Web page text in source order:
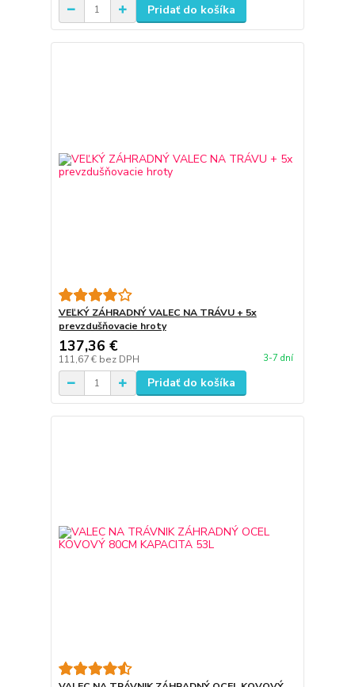
Pridať do košíka
VEĽKÝ ZÁHRADNÝ VALEC NA TRÁVU + 5x
prevzdušňovacie hroty
137,36 €
111,67 € bez DPH 3-7 dní
Pridať do košíka